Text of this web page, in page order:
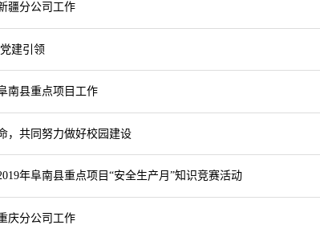
疆分公司工作
建引领
南县重点项目工作
，共同努力做好校园建设
年阜南县重点项目“安全生产月”知识竞赛活动
庆分公司工作